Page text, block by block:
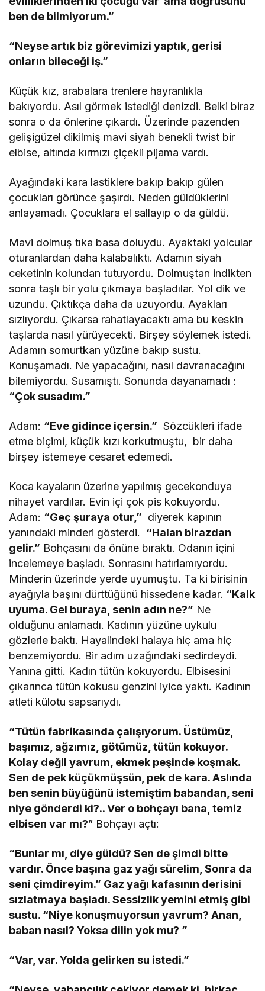
ben de bilmiyorum.”
“Neyse artık biz görevimizi yaptık, gerisi
onların bileceği iş.”
Küçük kız, arabalara trenlere hayranlıkla
bakıyordu. Asıl görmek istediği denizdi. Belki biraz
sonra o da önlerine çıkardı. Üzerinde pazenden
gelişigüzel dikilmiş mavi siyah benekli twist bir
elbise, altında kırmızı çiçekli pijama vardı.
Ayağındaki kara lastiklere bakıp bakıp gülen
çocukları görünce şaşırdı. Neden güldüklerini
anlayamadı. Çocuklara el sallayıp o da güldü.
Mavi dolmuş tıka basa doluydu. Ayaktaki yolcular
oturanlardan daha kalabalıktı. Adamın siyah
ceketinin kolundan tutuyordu. Dolmuştan indikten
sonra taşlı bir yolu çıkmaya başladılar. Yol dik ve
uzundu. Çıktıkça daha da uzuyordu. Ayakları
sızlıyordu. Çıkarsa rahatlayacaktı ama bu keskin
taşlarda nasıl yürüyecekti. Birşey söylemek istedi.
Adamın somurtkan yüzüne bakıp sustu.
Konuşamadı. Ne yapacağını, nasıl davranacağını
bilemiyordu. Susamıştı. Sonunda dayanamadı :
“Çok susadım.”
Adam: “Eve gidince içersin.” Sözcükleri ifade
etme biçimi, küçük kızı korkutmuştu, bir daha
birşey istemeye cesaret edemedi.
Koca kayaların üzerine yapılmış gecekonduya
nihayet vardılar. Evin içi çok pis kokuyordu.
Adam: “Geç şuraya otur,” diyerek kapının
yanındaki minderi gösterdi. “Halan birazdan
gelir.” Bohçasını da önüne bıraktı. Odanın içini
incelemeye başladı. Sonrasını hatırlamıyordu.
Minderin üzerinde yerde uyumuştu. Ta ki birisinin
ayağıyla başını dürttüğünü hissedene kadar. “Kalk
uyuma. Gel buraya, senin adın ne?” Ne
olduğunu anlamadı. Kadının yüzüne uykulu
gözlerle baktı. Hayalindeki halaya hiç ama hiç
benzemiyordu. Bir adım uzağındaki sedirdeydi.
Yanına gitti. Kadın tütün kokuyordu. Elbisesini
çıkarınca tütün kokusu genzini iyice yaktı. Kadının
atleti külotu sapsarıydı.
“Tütün fabrikasında çalışıyorum. Üstümüz,
başımız, ağzımız, götümüz, tütün kokuyor.
Kolay değil yavrum, ekmek peşinde koşmak.
Sen de pek küçükmüşsün, pek de kara. Aslında
ben senin büyüğünü istemiştim babandan, seni
niye gönderdi ki?.. Ver o bohçayı bana, temiz
elbisen var mı?” Bohçayı açtı:
“Bunlar mı, diye güldü? Sen de şimdi bitte
vardır. Önce başına gaz yağı sürelim, Sonra da
seni çimdireyim.” Gaz yağı kafasının derisini
sızlatmaya başladı. Sessizlik yemini etmiş gibi
sustu. “Niye konuşmuyorsun yavrum? Anan,
baban nasıl? Yoksa dilin yok mu? ”
“Var, var. Yolda gelirken su istedi.”